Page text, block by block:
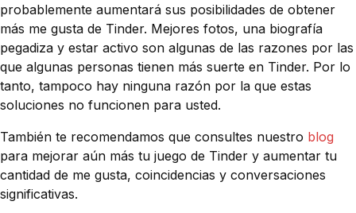
probablemente aumentará sus posibilidades de obtener
más me gusta de Tinder. Mejores fotos, una biografía
pegadiza y estar activo son algunas de las razones por las
que algunas personas tienen más suerte en Tinder. Por lo
tanto, tampoco hay ninguna razón por la que estas
soluciones no funcionen para usted.
También te recomendamos que consultes nuestro blog
para mejorar aún más tu juego de Tinder y aumentar tu
cantidad de me gusta, coincidencias y conversaciones
significativas.